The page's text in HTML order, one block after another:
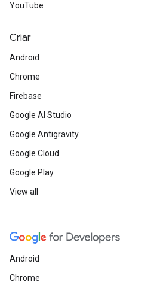
YouTube
Criar
Android
Chrome
Firebase
Google AI Studio
Google Antigravity
Google Cloud
Google Play
View all
Android
Chrome